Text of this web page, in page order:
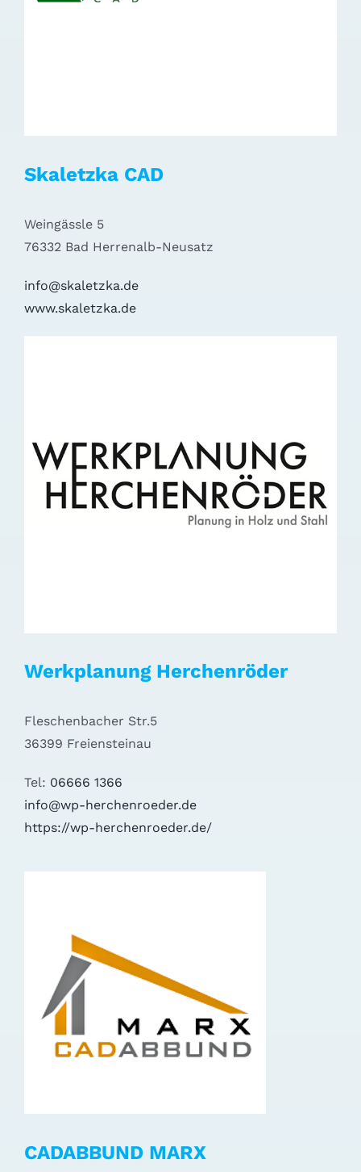
Skaletzka CAD
Weingässle 5
76332 Bad Herrenalb-Neusatz
info@skaletzka.de
www.skaletzka.de
Werkplanung Herchenröder
Fleschenbacher Str.5
36399 Freiensteinau
Tel: 06666 1366
info@wp-herchenroeder.de
https://wp-herchenroeder.de/
CADABBUND MARX